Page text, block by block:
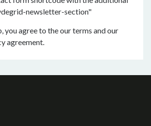
newsletter-section"
you agree to the our terms and our
agreement.